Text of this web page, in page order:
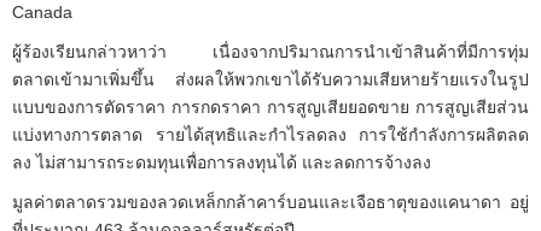
Canada
ผู้ร้องเรียนกล่าวหาว่า เนื่องจากปริมาณการนำเข้าสินค้าที่มีการทุ่ม
ตลาดเข้ามาเพิ่มขึ้น ส่งผลให้พวกเขาได้รับความเสียหายร้ายแรงในรูป
แบบของการตัดราคา การกดราคา การสูญเสียยอดขาย การสูญเสียส่วน
แบ่งทางการตลาด รายได้สุทธิและกำไรลดลง การใช้กำลังการผลิตลด
ลง ไม่สามารถระดมทุนเพื่อการลงทุนได้ และลดการจ้างลง
มูลค่าตลาดรวมของลวดเหล็กกล้าคาร์บอนและเจือธาตุของแคนาดา อยู่